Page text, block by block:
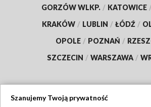
GORZÓW WLKP. / KATOWICE
KRAKÓW / LUBLIN / ŁÓDŹ /
OPOLE / POZNAŃ /
SZCZECIN / WARSZAWA /
Szanujemy Twoją prywatność